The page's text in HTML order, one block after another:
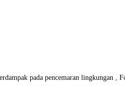
pada pencemaran lingkungan ,